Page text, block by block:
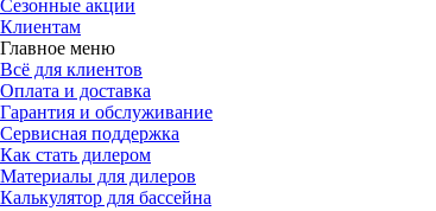
Сезонные акции
Клиентам
Главное меню
Всё для клиентов
Оплата и доставка
Гарантия и обслуживание
Сервисная поддержка
Как стать дилером
Материалы для дилеров
Калькулятор для бассейна